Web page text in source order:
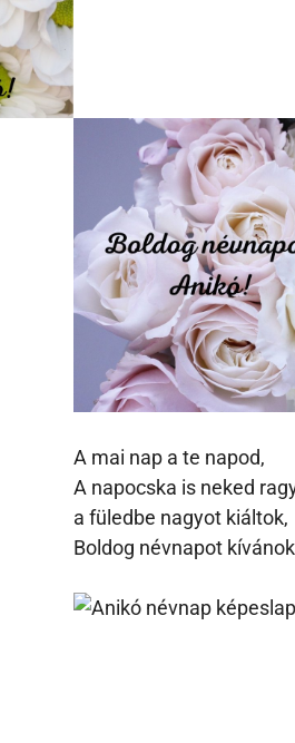
A mai nap a te napod,
A napocska is neked
a füledbe nagyot kiáltok,
Boldog névnapot